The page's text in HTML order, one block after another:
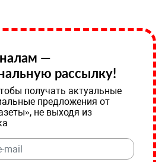
—
рассылку!
получать актуальные
предложения от
не выходя из